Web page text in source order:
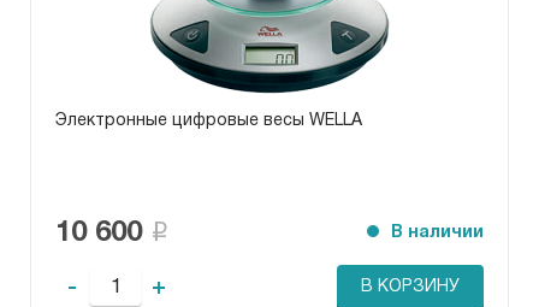
Электронные цифровые весы WELLA
10 600 В наличии
- + В КОРЗИНУ